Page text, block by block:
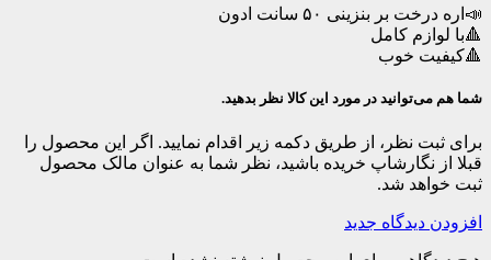
📣اره درخت بر بنزینی ۵۰ سانت ادون
🔺با لوازم کامل
🔺کیفیت خوب
شما هم می‌توانید در مورد این کالا نظر بدهید.
برای ثبت نظر، از طریق دکمه زیر اقدام نمایید. اگر این محصول را
قبلا از نگارشاپ خریده باشید، نظر شما به عنوان مالک محصول
ثبت خواهد شد.
افزودن دیدگاه جدید